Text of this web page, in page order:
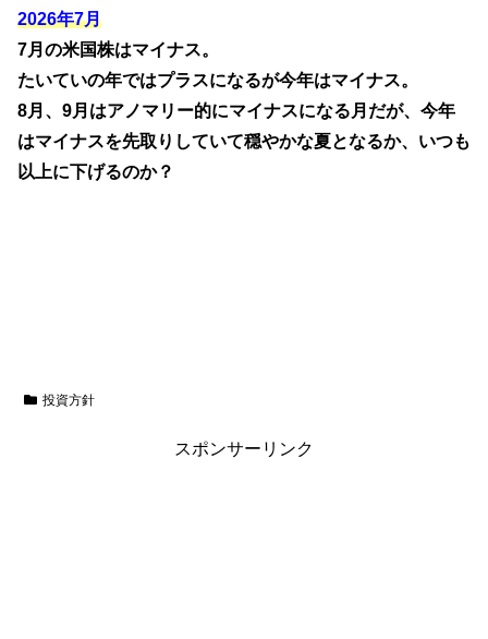
2026年7月
7月の米国株はマイナス。
たいていの年ではプラスになるが今年はマイナス。
8月、9月はアノマリー的にマイナスになる月だが、今年
はマイナスを先取りしていて穏やかな夏となるか、いつも
以上に下げるのか？
投資方針
スポンサーリンク